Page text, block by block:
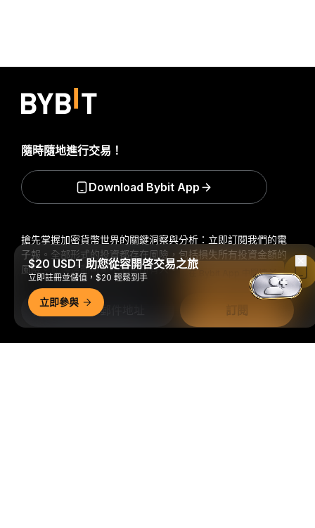
搶先掌握加密貨幣世界的關鍵洞察與分析：立即訂閱我們的電
子報。 全部形式的投資都存在風險，包括損失所有投資金額的
風險。此類活動可能不適合所有人。
訂閱
隨時隨地進行交易！
Download Bybit App
$20 USDT 助您從容開啓交易之旅
立即註冊並儲值，$20 輕鬆到手
立即參與
在 Bybit App 中閱讀